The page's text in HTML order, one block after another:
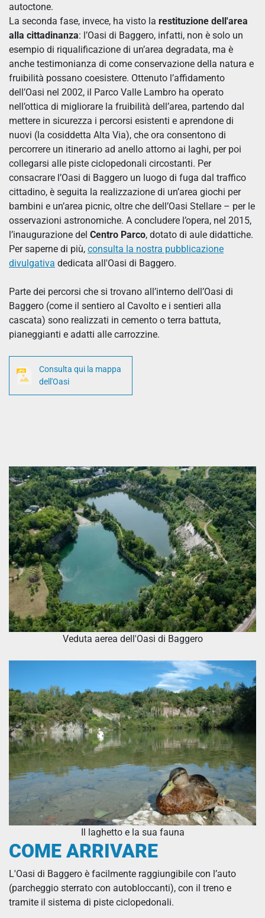
autoctone.
La seconda fase, invece, ha visto la restituzione dell'area
alla cittadinanza: l’Oasi di Baggero, infatti, non è solo un
esempio di riqualificazione di un’area degradata, ma è
anche testimonianza di come conservazione della natura e
fruibilità possano coesistere. Ottenuto l’affidamento
dell’Oasi nel 2002, il Parco Valle Lambro ha operato
nell’ottica di migliorare la fruibilità dell’area, partendo dal
mettere in sicurezza i percorsi esistenti e aprendone di
nuovi (la cosiddetta Alta Via), che ora consentono di
percorrere un itinerario ad anello attorno ai laghi, per poi
collegarsi alle piste ciclopedonali circostanti. Per
consacrare l’Oasi di Baggero un luogo di fuga dal traffico
cittadino, è seguita la realizzazione di un’area giochi per
bambini e un’area picnic, oltre che dell’Oasi Stellare – per le
osservazioni astronomiche. A concludere l’opera, nel 2015,
l’inaugurazione del Centro Parco, dotato di aule didattiche.
Per saperne di più, consulta la nostra pubblicazione
divulgativa dedicata all'Oasi di Baggero.
Parte dei percorsi che si trovano all’interno dell’Oasi di
Baggero (come il sentiero al Cavolto e i sentieri alla
cascata) sono realizzati in cemento o terra battuta,
pianeggianti e adatti alle carrozzine.
Consulta qui la mappa
dell'Oasi
Veduta aerea dell'Oasi di Baggero
Il laghetto e la sua fauna
COME ARRIVARE
L'Oasi di Baggero è facilmente raggiungibile con l’auto
(parcheggio sterrato con autobloccanti), con il treno e
tramite il sistema di piste ciclopedonali.